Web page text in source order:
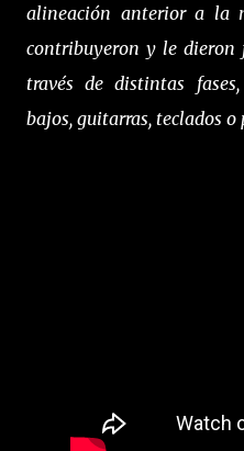
alineación anterior a la
contribuyeron y le dieron
través de distintas
bajos, guitarras, teclados o